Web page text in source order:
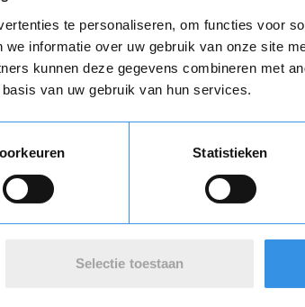
te personaliseren, om functies voor
informatie over uw gebruik van onze site
kunnen deze gegevens combineren met
van uw gebruik van hun services.
Statistieken
Selectie toestaan
Sportdomein Fitness-